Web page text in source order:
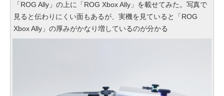
「ROG Ally」の上に「ROG Xbox Ally」を載せてみた。写真で
見ると伝わりにくい面もあるが、実機を見ていると「ROG
Xbox Ally」の厚みがかなり増しているのが分かる